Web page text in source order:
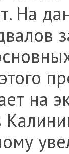
На
на